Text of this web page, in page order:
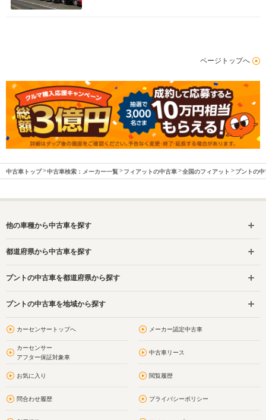
ページトップへ
中古車トップ 中古車検索：メーカー一覧 フィアットの中古車 全国のフィアット プントの中
他の車種から中古車を探す
都道府県から中古車を探す
プントの中古車を都道府県から探す
プントの中古車を地域から探す
カーセンサートップへ メーカー認定中古車
カーセンサー
アフター保証対象車
中古車リース
お気に入り 閲覧履歴
問合わせ履歴 プライバシーポリシー